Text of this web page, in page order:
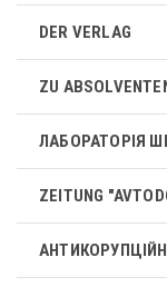
DER VERLAG
ZU
ЛАБОРАТОРІЯ
ZEITUNG